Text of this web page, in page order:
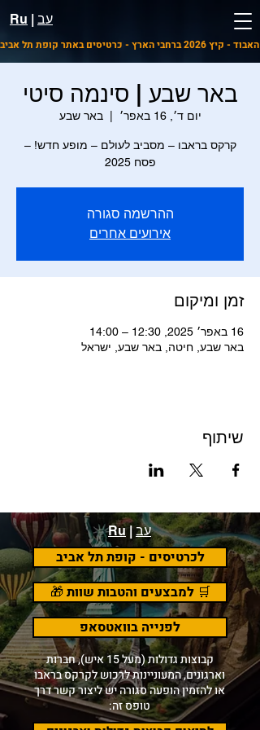
באתר קופת תל אביב
Ru | עב
באר שבע | סינמה סיטי
יום ד׳, 16 באפר׳
  |
באר שבע
קרקס בראבו – מסביב לעולם – מופע חדש! –
פסח 2025
ההרשמה סגורה
אירועים אחרים
זמן ומיקום
16 באפר׳ 2025, 12:30 – 14:00
באר שבע, חיטה, באר שבע, ישראל
שיתוף
Ru|עב
לכרטיסים - קופת תל אביב
🛒 למבצעים והטבות שוות 🎁
לפנייה בוואטסאפ
קבוצות גדולות (מעל 15 איש), חברות
וארגונים, המעוניינות לרכוש לקרקס בראבו
או להזמין הופעה סגורה יש ליצור קשר דרך
טופס זה: